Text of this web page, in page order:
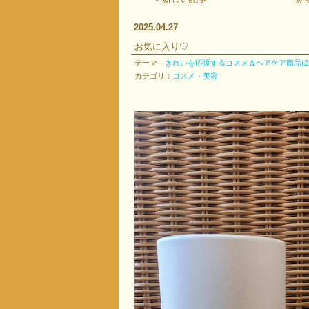
2025.04.27
お気に入り♡
テーマ： きれいを応援するコスメ＆ヘアケア商品
カテゴリ： コスメ・美容